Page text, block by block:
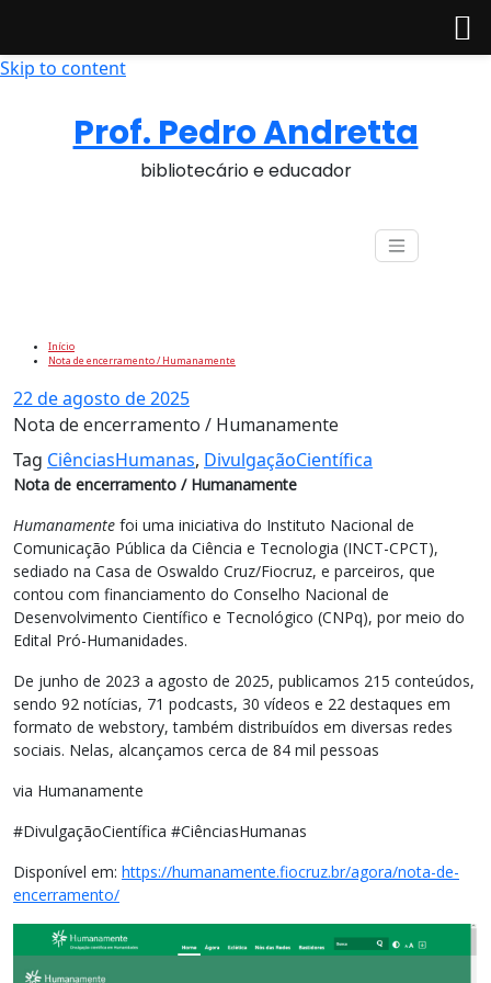
Skip to content
Prof. Pedro Andretta
bibliotecário e educador
Início
Nota de encerramento / Humanamente
22 de agosto de 2025
Nota de encerramento / Humanamente
Tag CiênciasHumanas, DivulgaçãoCientífica
Nota de encerramento / Humanamente
Humanamente foi uma iniciativa do Instituto Nacional de
Comunicação Pública da Ciência e Tecnologia (INCT-CPCT),
sediado na Casa de Oswaldo Cruz/Fiocruz, e parceiros, que
contou com financiamento do Conselho Nacional de
Desenvolvimento Científico e Tecnológico (CNPq), por meio do
Edital Pró-Humanidades.
De junho de 2023 a agosto de 2025, publicamos 215 conteúdos,
sendo 92 notícias, 71 podcasts, 30 vídeos e 22 destaques em
formato de webstory, também distribuídos em diversas redes
sociais. Nelas, alcançamos cerca de 84 mil pessoas
via Humanamente
#DivulgaçãoCientífica #CiênciasHumanas
Disponível em: https://humanamente.fiocruz.br/agora/nota-de-
encerramento/